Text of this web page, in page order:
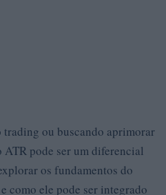
trading ou buscando aprimorar
ATR pode ser um diferencial
os fundamentos do
como ele pode ser integrado